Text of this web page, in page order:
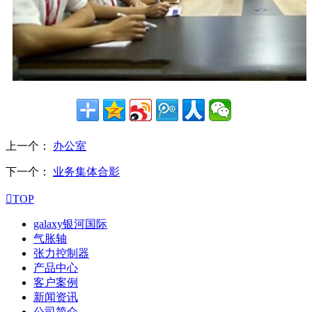
上一个： 办公室
下一个： 业务集体合影
TOP
galaxy银河国际
气胀轴
张力控制器
产品中心
客户案例
新闻资讯